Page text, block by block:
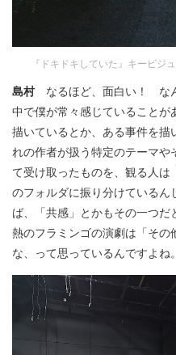
『ドキドキしていた』キービ
島村なるほど、面白い！ なん
中で僕が常々感じていること
描いているとか、ある事件を
れの作者が扱う特定のテーマや
て受け取ったものを、観る人
のフォルダに振り分けているん
ば、「共感」とかもその一つ
熱のフラミンゴの演劇は「そ
な、って思っているんですよね。